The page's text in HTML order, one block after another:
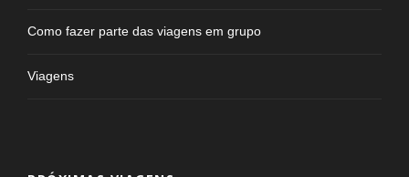
Como fazer parte das viagens em grupo
Viagens